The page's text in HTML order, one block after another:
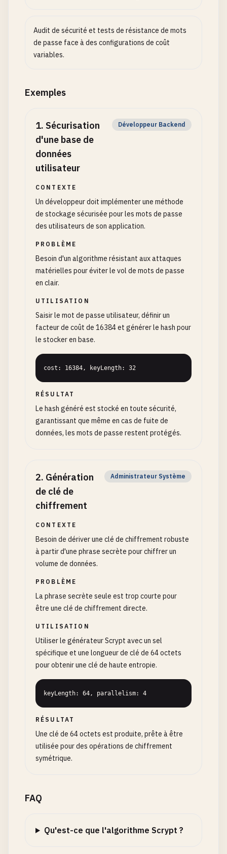
Audit de sécurité et tests de résistance de mots
de passe face à des configurations de coût
variables.
Exemples
1. Sécurisation
d'une base de
données
utilisateur
Développeur Backend
CONTEXTE
Un développeur doit implémenter une méthode
de stockage sécurisée pour les mots de passe
des utilisateurs de son application.
PROBLÈME
Besoin d'un algorithme résistant aux attaques
matérielles pour éviter le vol de mots de passe
en clair.
UTILISATION
Saisir le mot de passe utilisateur, définir un
facteur de coût de 16384 et générer le hash pour
le stocker en base.
cost: 16384, keyLength: 32
RÉSULTAT
Le hash généré est stocké en toute sécurité,
garantissant que même en cas de fuite de
données, les mots de passe restent protégés.
2. Génération
de clé de
chiffrement
Administrateur Système
CONTEXTE
Besoin de dériver une clé de chiffrement robuste
à partir d'une phrase secrète pour chiffrer un
volume de données.
PROBLÈME
La phrase secrète seule est trop courte pour
être une clé de chiffrement directe.
UTILISATION
Utiliser le générateur Scrypt avec un sel
spécifique et une longueur de clé de 64 octets
pour obtenir une clé de haute entropie.
keyLength: 64, parallelism: 4
RÉSULTAT
Une clé de 64 octets est produite, prête à être
utilisée pour des opérations de chiffrement
symétrique.
FAQ
Qu'est-ce que l'algorithme Scrypt ?